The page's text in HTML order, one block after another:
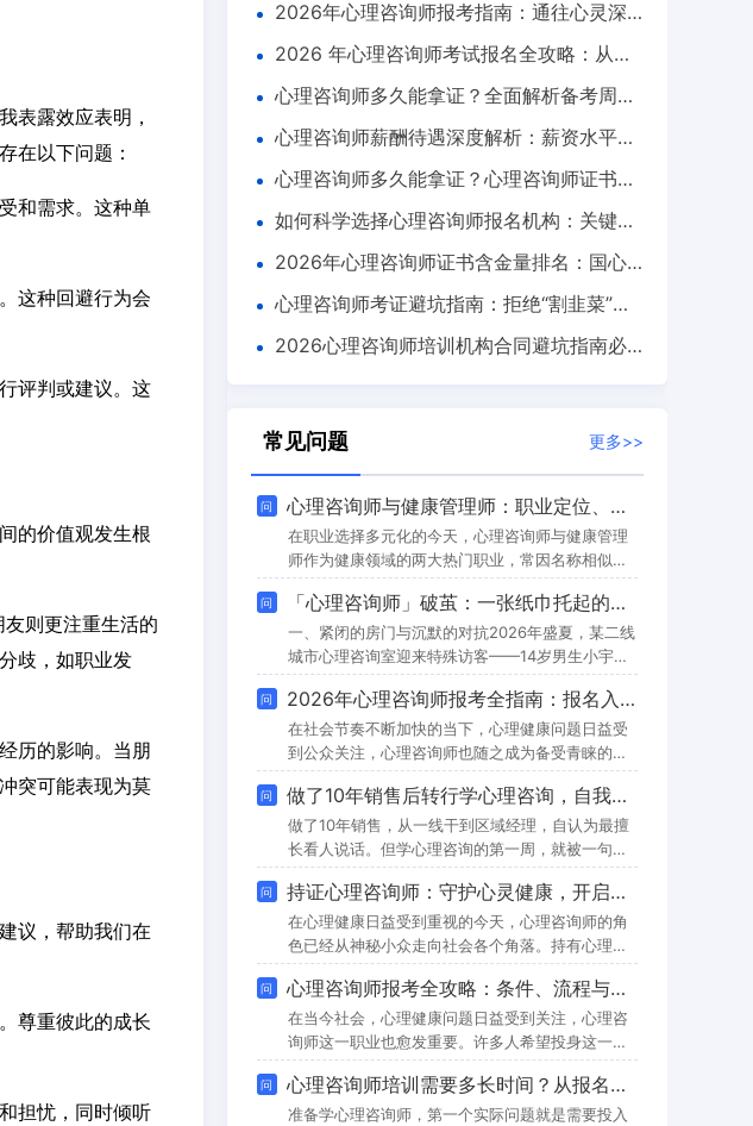
表露效应表明，
在以下问题：
和需求。这种单
这种回避行为会
评判或建议。这
的价值观发生根
则更注重生活的
歧，如职业发
历的影响。当朋
突可能表现为莫
议，帮助我们在
尊重彼此的成长
担忧，同时倾听
2026年心理咨询师报考指南：通往心灵深
处的职业之路
2026 年心理咨询师考试报名全攻略：从报
名渠道到流程深度解析
心理咨询师多久能拿证？全面解析备考周期
与技巧
心理咨询师薪酬待遇深度解析：薪资水平、
影响因素与职业前景
心理咨询师多久能拿证？心理咨询师证书好
考吗？
如何科学选择心理咨询师报名机构：关键要
素与避坑指南
2026年心理咨询师证书含金量排名：国心
网、CPS、心卫协会哪个值得考？
心理咨询师考证避坑指南：拒绝“割韭菜”，
百思可瑞教育凭什么成为行业清流？
2026心理咨询师培训机构合同避坑指南必
常见问题 更多>>
问 心理咨询师与健康管理师：职业定位、差异与报考选择全解析
在职业选择多元化的今天，心理咨询师与健康管理
师作为健康领域的两大热门职业，常因名称相似被
混淆。实际上，二者在职业定位、工作内容、发展
路径等方面存在显著差异。本文将从定义、工作内
容、职业意义、报考条件等维度展开对比，并结合
行业趋势为报考者提供决策建议。一、核心差异：
从定义到职业本质的深度解析1. 职业定义：心理干
预 vs 全面健康管理心理咨询师的核心职责是运用
心理学理论和技术，通过访谈、测评、干预等
问 「心理咨询师」破茧：一张纸巾托起的信任重建——心理咨询师如何撬开手机成瘾少年的心防
一、紧闭的房门与沉默的对抗2026年盛夏，某二线
城市心理咨询室迎来特殊访客——14岁男生小宇
（化名）将自己反锁在卧室14天，除了每日定时取
走母亲塞进门缝的零食，其余时间都与手机为伴。
当父母强行破门而入时，发现窗帘紧闭的房间里堆
满外卖盒，少年蜷缩在凌乱的被褥中，手机屏幕的
冷光映着泛红的眼眶。这个案例并非孤例。据
《2026中国青少年网络行为白皮书》显示，像小宇
这样的重度手机依赖青少年同比增长37%，其
问 2026年心理咨询师报考全指南：报名入口、条件及高频问题解析
在社会节奏不断加快的当下，心理健康问题日益受
到公众关注，心理咨询师也随之成为备受青睐的职
业。无论是职场人寻求职业转型，还是心理学爱好
者希望深耕专业领域，考取心理咨询师相关资质都
成为重要目标。但“从哪报名”“需要满足什么条
件”“费用多少”等问题，常让不少人陷入迷茫。本文
结合2026年最新政策要求，全面解析心理咨询师报
考的核心信息，为意向考生扫清障碍。一、明确报
名渠道：官方平台与授权机构的协同作用与许
问 做了10年销售后转行学心理咨询，自我觉察训练让我看到了一个不想看到的自己
做了10年销售，从一线干到区域经理，自认为最擅
长看人说话。但学心理咨询的第一周，就被一句话
击穿了。老师问：你是真的在听，还是在找机会说
服对方？35岁，济南，之前做企业培训销售。身边
一个朋友因为抑郁离职之后，我开始认真考虑心理
咨询这条路。选百思可瑞之前我挺自信的。干了10
年销售，见了上千个客户，自认为共情能力没问
题。但第一堂自我觉察课就让我醒了。老师在黑板
上写了三句话：你认为的共情、对方感受到的共情
问 持证心理咨询师：守护心灵健康，开启多元职业之路
在心理健康日益受到重视的今天，心理咨询师的角
色已经从神秘小众走向社会各个角落。持有心理咨
询师证书的专业人士，能够在学校、医院、企业、
社区甚至在线平台找到自己的职业定位。全国各地
如金川区社会心理服务指导中心这样的机构，正搭
建起覆盖全社会的心理健康服务网络，形成“一个中
心引领、多站点覆盖”的服务模式-8。01 行业现状
与前景心理健康服务的需求正以前所未有的速度增
长，特别是在生活节奏加快、社会压力增大的
问 心理咨询师报考全攻略：条件、流程与省钱技巧
在当今社会，心理健康问题日益受到关注，心理咨
询师这一职业也愈发重要。许多人希望投身这一领
域，却对报考流程、条件以及如何高效备考感到困
惑。本文将为大家详细介绍心理咨询师的报考条
件、流程，并分享一些实用的省钱技巧。报考条
问 心理咨询师培训需要多长时间？从报名到拿证的全流程时间线（2026）
准备学心理咨询师，第一个实际问题就是需要投入